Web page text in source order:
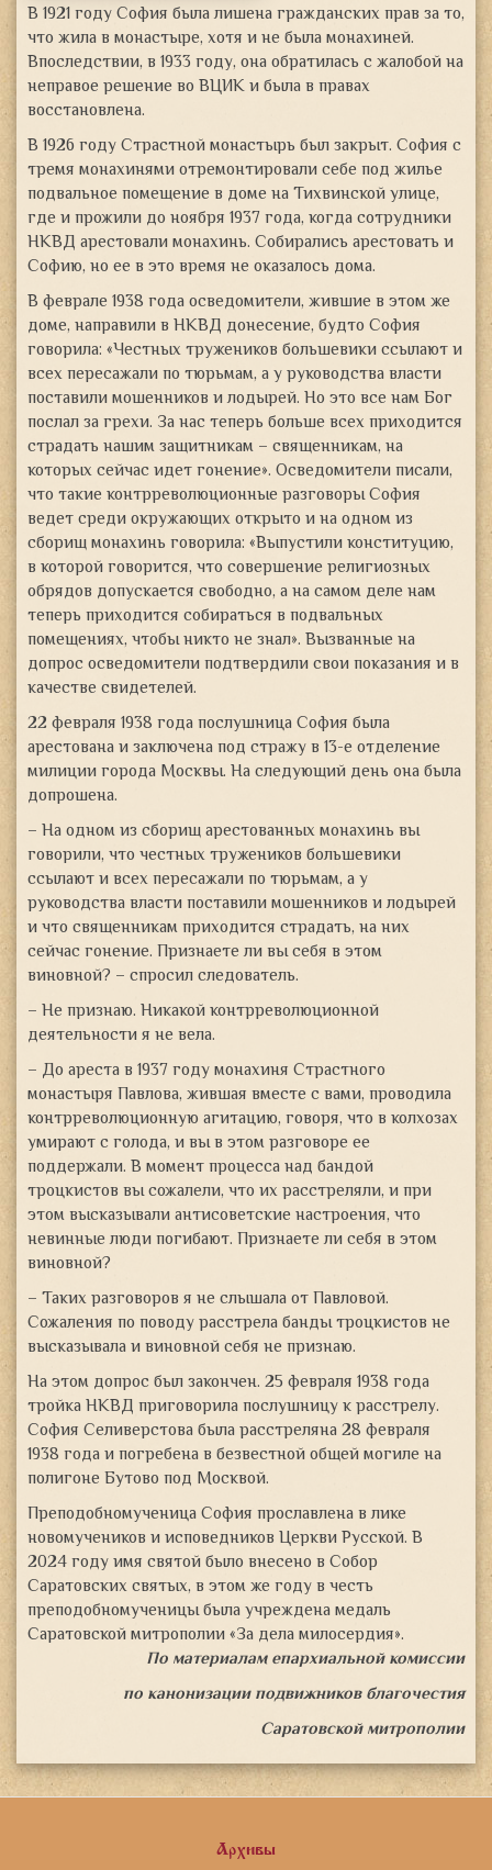
В 1921 году София была лишена гражданских прав за то,
что жила в монастыре, хотя и не была монахиней.
Впоследствии, в 1933 году, она обратилась с жалобой на
неправое решение во ВЦИК и была в правах
восстановлена.
В 1926 году Страстной монастырь был закрыт. София с
тремя монахинями отремонтировали себе под жилье
подвальное помещение в доме на Тихвинской улице,
где и прожили до ноября 1937 года, когда сотрудники
НКВД арестовали монахинь. Собирались арестовать и
Софию, но ее в это время не оказалось дома.
В феврале 1938 года осведомители, жившие в этом же
доме, направили в НКВД донесение, будто София
говорила: «Честных тружеников большевики ссылают и
всех пересажали по тюрьмам, а у руководства власти
поставили мошенников и лодырей. Но это все нам Бог
послал за грехи. За нас теперь больше всех приходится
страдать нашим защитникам – священникам, на
которых сейчас идет гонение». Осведомители писали,
что такие контрреволюционные разговоры София
ведет среди окружающих открыто и на одном из
сборищ монахинь говорила: «Выпустили конституцию,
в которой говорится, что совершение религиозных
обрядов допускается свободно, а на самом деле нам
теперь приходится собираться в подвальных
помещениях, чтобы никто не знал». Вызванные на
допрос осведомители подтвердили свои показания и в
качестве свидетелей.
22 февраля 1938 года послушница София была
арестована и заключена под стражу в 13-е отделение
милиции города Москвы. На следующий день она была
допрошена.
– На одном из сборищ арестованных монахинь вы
говорили, что честных тружеников большевики
ссылают и всех пересажали по тюрьмам, а у
руководства власти поставили мошенников и лодырей
и что священникам приходится страдать, на них
сейчас гонение. Признаете ли вы себя в этом
виновной? – спросил следователь.
– Не признаю. Никакой контрреволюционной
деятельности я не вела.
– До ареста в 1937 году монахиня Страстного
монастыря Павлова, жившая вместе с вами, проводила
контрреволюционную агитацию, говоря, что в колхозах
умирают с голода, и вы в этом разговоре ее
поддержали. В момент процесса над бандой
троцкистов вы сожалели, что их расстреляли, и при
этом высказывали антисоветские настроения, что
невинные люди погибают. Признаете ли себя в этом
виновной?
– Таких разговоров я не слышала от Павловой.
Сожаления по поводу расстрела банды троцкистов не
высказывала и виновной себя не признаю.
На этом допрос был закончен. 25 февраля 1938 года
тройка НКВД приговорила послушницу к расстрелу.
София Селиверстова была расстреляна 28 февраля
1938 года и погребена в безвестной общей могиле на
полигоне Бутово под Москвой.
Преподобномученица София прославлена в лике
новомучеников и исповедников Церкви Русской. В
2024 году имя святой было внесено в Собор
Саратовских святых, в этом же году в честь
преподобномученицы была учреждена медаль
Саратовской митрополии «За дела милосердия».
По материалам епархиальной комиссии
по канонизации подвижников благочестия
Саратовской митрополии
Архивы